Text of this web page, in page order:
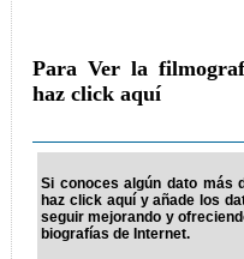
Para Ver la
haz click aquí
Si conoces algún dato más
haz click aquí y añade los
seguir mejorando y
biografías de Internet.